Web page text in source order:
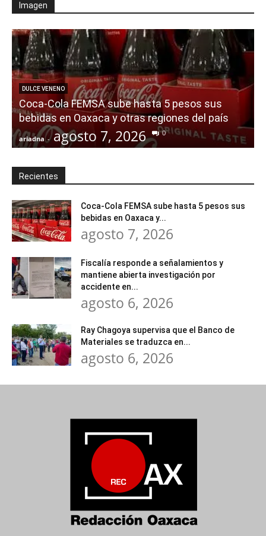
Imagen
DULCE VENENO
Coca-Cola FEMSA sube hasta 5 pesos sus
bebidas en Oaxaca y otras regiones del país
ariadna - agosto 7, 2026 0
Recientes
Coca-Cola FEMSA sube hasta 5 pesos sus
bebidas en Oaxaca y...
agosto 7, 2026
Fiscalía responde a señalamientos y
mantiene abierta investigación por
accidente en...
agosto 6, 2026
Ray Chagoya supervisa que el Banco de
Materiales se traduzca en...
agosto 6, 2026